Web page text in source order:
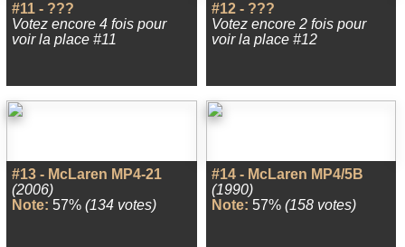
#11 - ???
Votez encore 4 fois pour
voir la place #11
#12 - ???
Votez encore 2 fois pour
voir la place #12
#13 - McLaren MP4-21
(2006)
Note: 57% (134 votes)
#14 - McLaren MP4/5B
(1990)
Note: 57% (158 votes)